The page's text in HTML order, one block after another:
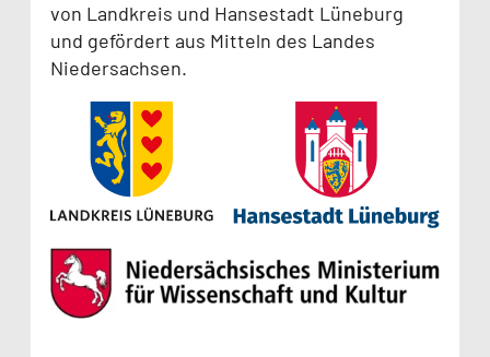
von Landkreis und Hansestadt Lüneburg
und gefördert aus Mitteln des Landes
Niedersachsen.